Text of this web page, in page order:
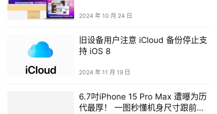
2024 年 10 月 24 日
旧设备用户注意 iCloud 备份停止支
持 iOS 8
2024 年 11 月 19 日
6.7吋iPhone 15 Pro Max 遭曝为历
代最厚！ 一图秒懂机身尺寸跟前代